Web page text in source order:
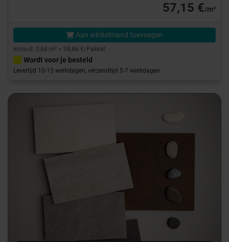
57,15 €/m²
Aan winkelmand toevoegen
Inhoud: 0,68 m² = 38,86 €/Pakket
Wordt voor je besteld
Levertijd 10-15 werkdagen, verzendtijd 5-7 werkdagen